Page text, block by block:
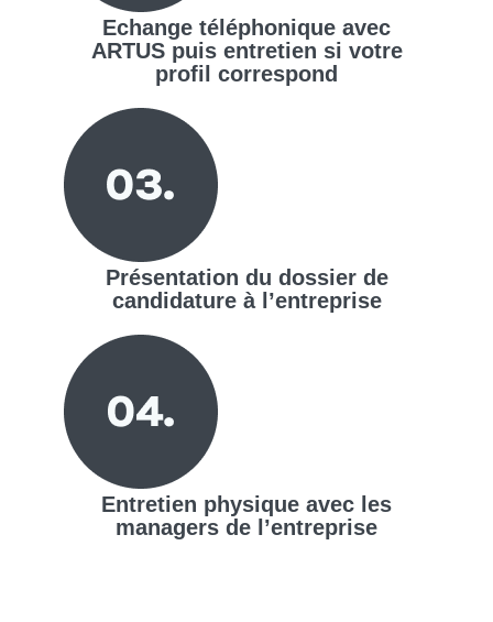
Echange téléphonique avec
ARTUS puis entretien si votre
profil correspond
Présentation du dossier de
candidature à l’entreprise
Entretien physique avec les
managers de l’entreprise